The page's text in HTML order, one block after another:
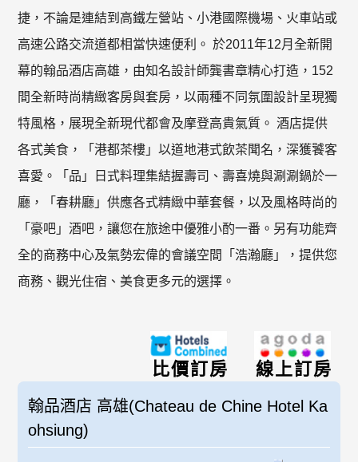
捷，不論是連結到高鐵左營站、小港國際機場、火車站或
高速公路交流道都相當快速便利。 於2011年12月全新開
幕的翰品酒店高雄，由知名設計師龔書章精心打造，152
間全新時尚精緻客房與套房，以兩種不同氛圍設計呈現獨
特風格，展現全新現代都會及摩登高貴氣質。 酒店提供
各式美食，「港都茶樓」以道地港式飲茶聞名，深獲饕客
喜愛。「品」日式料理集結握壽司、壽喜燒與涮涮鍋於一
廳，「春耕廳」供應各式精緻中華套餐，以及風格時尚的
「豪吧」酒吧，讓您在旅途中優雅小酌一番。另有功能齊
全的商務中心及氣勢宏偉的會議空間「浩瀚廳」，提供您
商務、觀光住宿、美食更多元的選擇。
線上訂房
比價訂房
翰品酒店 高雄(Chateau de Chine Hotel Ka
ohsiung)